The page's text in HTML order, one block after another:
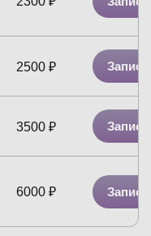
2500 ₽
3500 ₽
6000 ₽